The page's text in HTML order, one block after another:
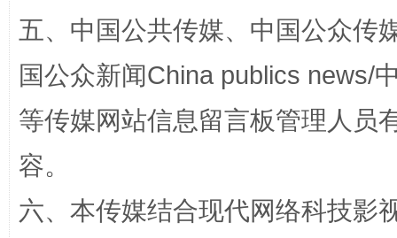
扯下公款旅游的“隐身衣” 如何以
五、中国公共传媒、中国公众传
国公众新闻China publics news/
等传媒网站信息留言板管理人员
容。
六、本传媒结合现代网络科技影